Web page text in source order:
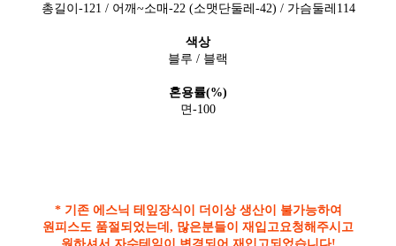
총길이-121 / 어깨~소매-22 (소맷단둘레-42) / 가슴둘레114
색상
블루 / 블랙
혼용률(%)
면-100
* 기존 에스닉 테잎장식이 더이상 생산이 불가능하여
원피스도 품절되었는데, 많은분들이 재입고요청해주시고